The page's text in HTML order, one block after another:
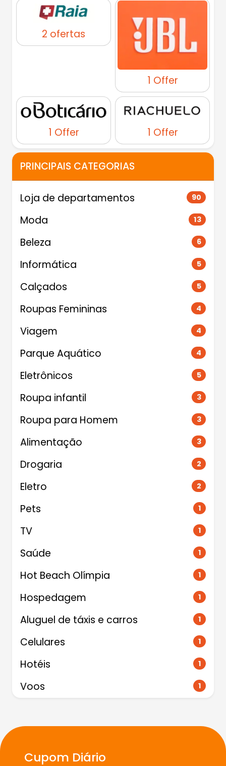
2 ofertas
1 Offer
1 Offer 1 Offer
PRINCIPAIS CATEGORIAS
Loja de departamentos 90
Moda 13
Beleza 6
Informática 5
Calçados 5
Roupas Femininas 4
Viagem 4
Parque Aquático 4
Eletrônicos 5
Roupa infantil 3
Roupa para Homem 3
Alimentação 3
Drogaria 2
Eletro 2
Pets 1
TV 1
Saúde 1
Hot Beach Olímpia 1
Hospedagem 1
Aluguel de táxis e carros 1
Celulares 1
Hotéis 1
Voos 1
Cupom Diário